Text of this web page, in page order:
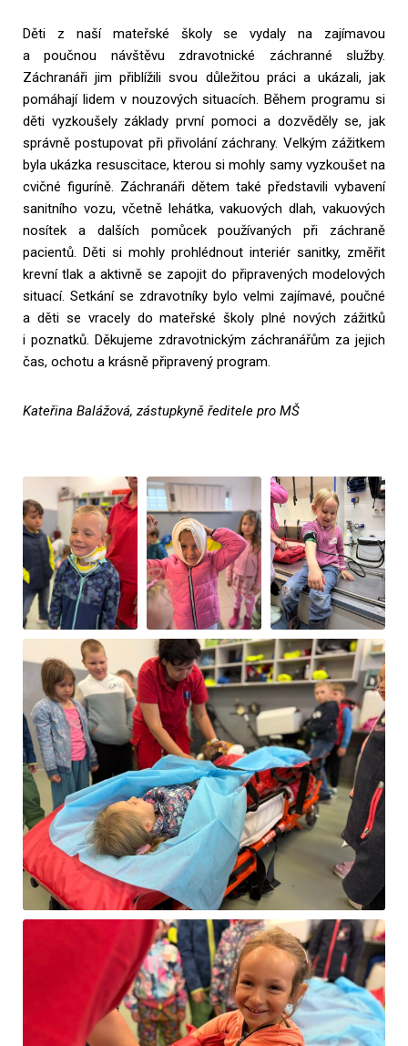
Děti z naší mateřské školy se vydaly na zajímavou
a poučnou návštěvu zdravotnické záchranné služby.
Záchranáři jim přiblížili svou důležitou práci a ukázali, jak
pomáhají lidem v nouzových situacích. Během programu si
děti vyzkoušely základy první pomoci a dozvěděly se, jak
správně postupovat při přivolání záchrany. Velkým zážitkem
byla ukázka resuscitace, kterou si mohly samy vyzkoušet na
cvičné figuríně. Záchranáři dětem také představili vybavení
sanitního vozu, včetně lehátka, vakuových dlah, vakuových
nosítek a dalších pomůcek používaných při záchraně
pacientů. Děti si mohly prohlédnout interiér sanitky, změřit
krevní tlak a aktivně se zapojit do připravených modelových
situací. Setkání se zdravotníky bylo velmi zajímavé, poučné
a děti se vracely do mateřské školy plné nových zážitků
i poznatků. Děkujeme zdravotnickým záchranářům za jejich
čas, ochotu a krásně připravený program.
Kateřina Balážová, zástupkyně ředitele pro MŠ